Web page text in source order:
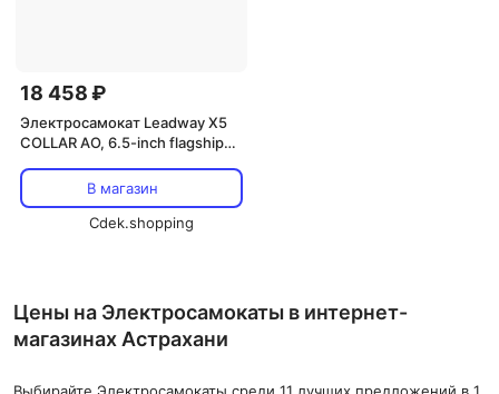
18 458 ₽
Электросамокат Leadway X5
COLLAR AO, 6.5-inch flagship
В магазин
Cdek.shopping
Цены на Электросамокаты в интернет-
магазинах Астрахани